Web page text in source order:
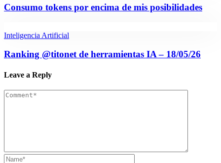
Consumo tokens por encima de mis posibilidades
Inteligencia Artificial
Ranking @titonet de herramientas IA – 18/05/26
Leave a Reply